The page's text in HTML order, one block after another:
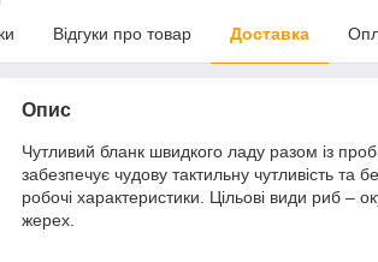
Відгуки про товар Доставка
Опис
Чутливий бланк швидкого ладу разом із
забезпечує чудову тактильну чутливість та
робочі характеристики. Цільові види риб –
жерех.